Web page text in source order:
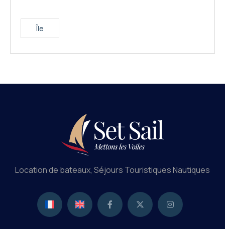
Île
Location de bateaux, Séjours Touristiques Nautiques